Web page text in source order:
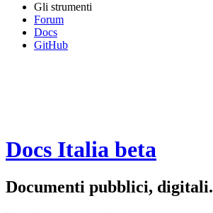
Gli strumenti
Forum
Docs
GitHub
Docs Italia beta
Documenti pubblici, digitali.